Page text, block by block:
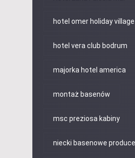
hotel omer holiday village
hotel vera club bodrum
majorka hotel america
montaż basenów
msc preziosa kabiny
niecki basenowe